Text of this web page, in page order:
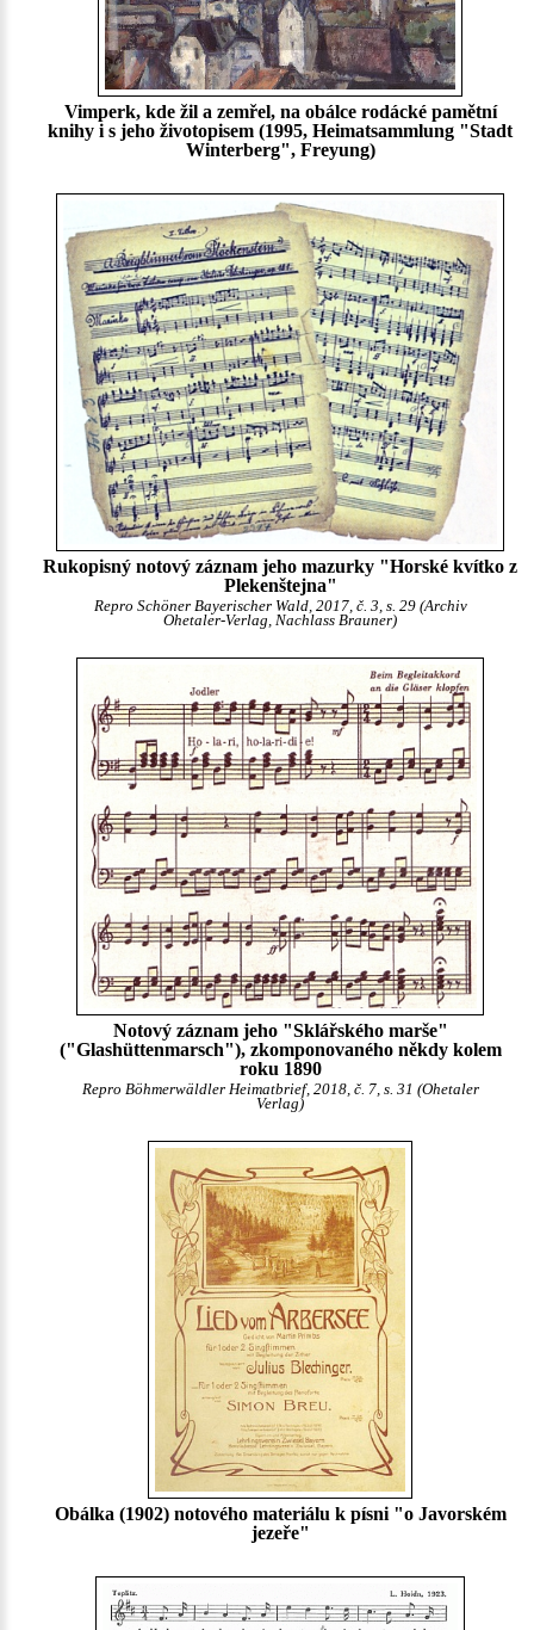
Vimperk, kde žil a zemřel, na obálce rodácké pamětní
knihy i s jeho životopisem (1995, Heimatsammlung "Stadt
Winterberg", Freyung)
Rukopisný notový záznam jeho mazurky "Horské kvítko z
Plekenštejna"
Repro Schöner Bayerischer Wald, 2017, č. 3, s. 29 (Archiv
Ohetaler-Verlag, Nachlass Brauner)
Notový záznam jeho "Sklářského marše"
("Glashüttenmarsch"), zkomponovaného někdy kolem
roku 1890
Repro Böhmerwäldler Heimatbrief, 2018, č. 7, s. 31 (Ohetaler
Verlag)
Obálka (1902) notového materiálu k písni "o Javorském
jezeře"